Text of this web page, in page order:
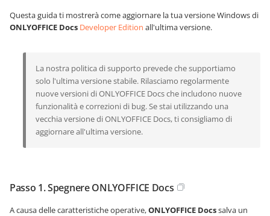
Questa guida ti mostrerà come aggiornare la tua versione Windows di
ONLYOFFICE Docs Developer Edition all'ultima versione.
La nostra politica di supporto prevede che supportiamo
solo l'ultima versione stabile. Rilasciamo regolarmente
nuove versioni di ONLYOFFICE Docs che includono nuove
funzionalità e correzioni di bug. Se stai utilizzando una
vecchia versione di ONLYOFFICE Docs, ti consigliamo di
aggiornare all'ultima versione.
Passo 1. Spegnere ONLYOFFICE Docs
A causa delle caratteristiche operative,ONLYOFFICE Docssalva un